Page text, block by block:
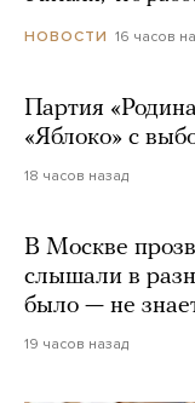
НОВОСТИ 16 часов
Партия
«Яблоко» с
18 часов назад
В Москве
слышали в
было — не
19 часов назад